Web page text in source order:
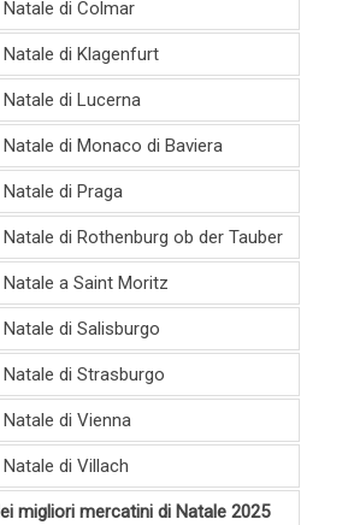
di Colmar
di Klagenfurt
di Lucerna
di Monaco di Baviera
di Praga
di Rothenburg ob der Tauber
a Saint Moritz
di Salisburgo
di Strasburgo
di Vienna
di Villach
migliori mercatini di Natale 2025